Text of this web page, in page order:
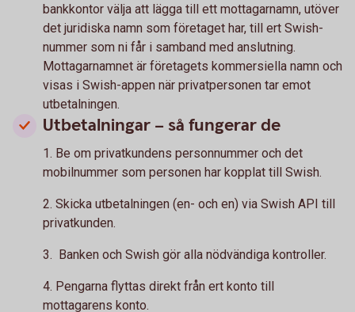
bankkontor välja att lägga till ett mottagarnamn, utöver
det juridiska namn som företaget har, till ert Swish-
nummer som ni får i samband med anslutning.
Mottagarnamnet är företagets kommersiella namn och
visas i Swish-appen när privatpersonen tar emot
utbetalningen.
Utbetalningar – så fungerar de
1. Be om privatkundens personnummer och det
mobilnummer som personen har kopplat till Swish.
2. Skicka utbetalningen (en- och en) via Swish API till
privatkunden.
3. Banken och Swish gör alla nödvändiga kontroller.
4. Pengarna flyttas direkt från ert konto till
mottagarens konto.